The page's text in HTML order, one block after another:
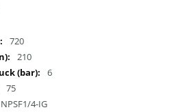
720
210
6
75
NPSF1/4-IG